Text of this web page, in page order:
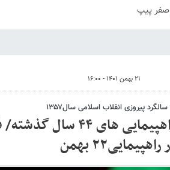
۲۱ بهمن ۱۴۰۱ - ۱۶:۰۰
پیروزی انقلاب اسلامی سال۱۳۵۷
راهپیمایی ای به اهمیت همه راهپیمایی
بهمن